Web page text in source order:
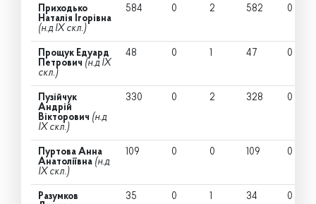
Приходько
Наталія Ігорівна
(н.д IX скл.)
584 0 2 582 0
Прощук Едуард
Петрович (н.д IX
скл.)
48 0 1 47 0
Пузійчук
Андрій
Вікторович (н.д
IX скл.)
330 0 2 328 0
Пуртова Анна
Анатоліївна (н.д
IX скл.)
109 0 0 109 0
Разумков
35 0 1 34 0